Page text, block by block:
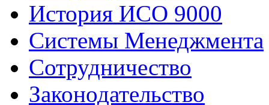
История ИСО 9000
Системы Менеджмента
Сотрудничество
Законодательство